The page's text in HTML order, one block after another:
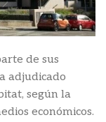
de sus
adjudicado
según la
económicos.